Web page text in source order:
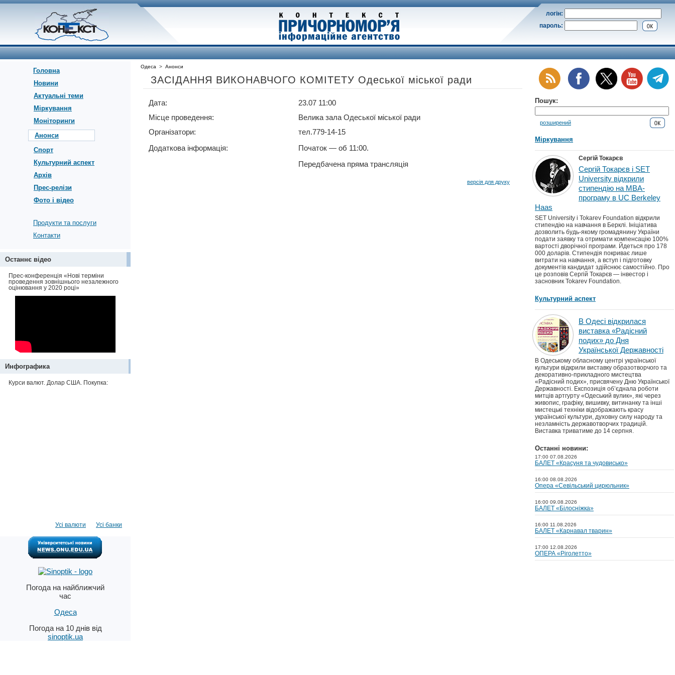
логін:
пароль:
Головна
Новини
Актуальні теми
Міркування
Моніторинги
Анонси
Спорт
Культурний аспект
Архів
Прес-релізи
Фото і відео
Продукти та послуги
Контакти
Останнє відео
Прес-конференція «Нові терміни
проведення зовнішнього незалежного
оцінювання у 2020 році»
Инфографика
Курси валют. Долар США. Покупка:
Усі банки
Усі валюти
Погода на найближчий
час
Одеса
Погода на 10 днів від
sinoptik.ua
Одеса > Анонси
ЗАСІДАННЯ ВИКОНАВЧОГО КОМІТЕТУ Одеської міської ради
Дата:
23.07 11:00
Місце проведення:
Велика зала Одеської міської ради
Організатори:
тел.779-14-15
Додаткова інформація:
Початок — об 11:00.
Передбачена пряма трансляція
версія для друку
Пошук:
розширений
Міркування
Сергій Токарєв
Сергій Токарєв і SET
University відкрили
стипендію на MBA-
програму в UC Berkeley
Haas
SET University і Tokarev Foundation відкрили
стипендію на навчання в Берклі. Ініціатива
дозволить будь-якому громадянину України
подати заявку та отримати компенсацію 100%
вартості дворічної програми. Йдеться про 178
000 доларів. Стипендія покриває лише
витрати на навчання, а вступ і підготовку
документів кандидат здійснює самостійно. Про
це розповів Сергій Токарєв — інвестор і
засновник Tokarev Foundation.
Культурний аспект
В Одесі відкрилася
виставка «Радісний
подих» до Дня
Української Державності
В Одеському обласному центрі української
культури відкрили виставку образотворчого та
декоративно-прикладного мистецтва
«Радісний подих», присвячену Дню Української
Державності. Експозиція об’єднала роботи
митців артгурту «Одеський вулик», які через
живопис, графіку, вишивку, витинанку та інші
мистецькі техніки відображають красу
української культури, духовну силу народу та
незламність державотворчих традицій.
Виставка триватиме до 14 серпня.
Останні новини:
17:00 07.08.2026
БАЛЕТ «Красуня та чудовисько»
16:00 08.08.2026
Опера «Севільський цирюльник»
16:00 09.08.2026
БАЛЕТ «Білосніжка»
16:00 11.08.2026
БАЛЕТ «Карнавал тварин»
17:00 12.08.2026
ОПЕРА «Ріголетто»